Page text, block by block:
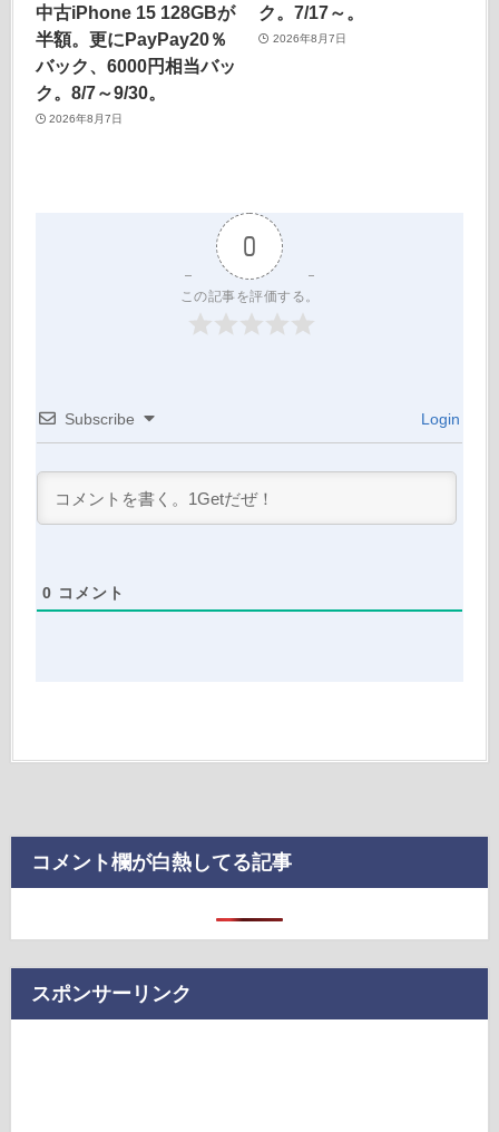
中古iPhone 15 128GBが
半額。更にPayPay20％
バック、6000円相当バッ
ク。8/7～9/30。
2026年8月7日
ク。7/17～。
2026年8月7日
0
この記事を評価する。
Subscribe Login
0 コメント
コメント欄が白熱してる記事
スポンサーリンク